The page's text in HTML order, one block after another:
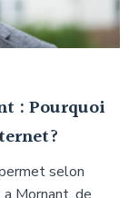
: Pourquoi
selon